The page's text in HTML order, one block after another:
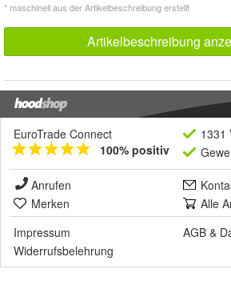
* maschinell aus der Artikelbeschreibung erstellt
Artikelbeschreibung
EuroTrade Connect
100% positiv
1331
Anrufen
Merken
Alle
Impressum
AGB &
Widerrufsbelehrung